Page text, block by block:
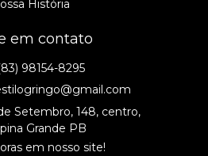
História
em contato
98154-8295
Setembro, 148, centro,
Grande PB
em nosso site!